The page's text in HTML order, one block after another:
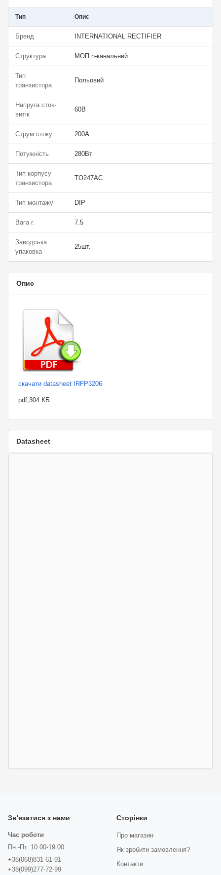
Тип Опис
Бренд INTERNATIONAL RECTIFIER
Структура МОП n-канальний
Тип
транзистора
Польовий
Напруга сток-
витік
60В
Струм стоку 200А
Потужність 280Вт
Тип корпусу
транзистора
TO247AC
Тип монтажу DIP
Вага г. 7.5
Заводська
упаковка
25шт.
Опис
скачати datasheet IRFP3206
pdf,304 КБ
Datasheet
Зв'язатися з нами
Час роботи
Пн.-Пт. 10.00-19.00
+38(068)831-61-91
+38(099)277-72-99
Сторінки
Про магазин
Як зробити замовлення?
Контакти